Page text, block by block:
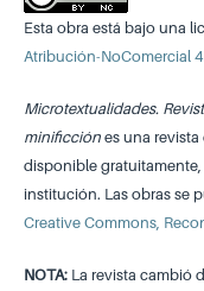
Esta obra está bajo una
Atribución-NoComercial
Microtextualidades.
minificciónes una revista
disponible
institución. Las obras se
Creative Commons,
NOTA:La revista cambió